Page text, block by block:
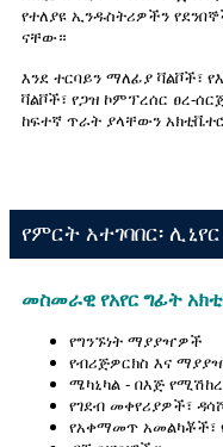
የተለያዩ ኢንዱስትሪዎችን
ናቸው።
እንደ ተርባይን ማለፊያ ቫልቮች፣
ቫልቮች፣ የጋዝ ኮምፕረሰር ፀረ-
ከፍተኛ ጥራት ያላቸውን
የምርት አተገባበር፡
መስመራዊ የአየር ግፊት
የግንኙነት ማያያዣዎች
የብሪጅዎርክስ እና
ሜካኒካል - በእጅ
የገደብ መቀየሪያዎች፣
የአቀማመጥ